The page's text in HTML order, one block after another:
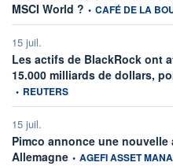
MSCI World ? information fournie
• CAFÉ DE LA
15 juil.
Les actifs de BlackRock ont
15.000 milliards de dollars,
• REUTERS
15 juil.
Pimco annonce une nouvelle
Allemagne information fournie par
• AGEFI ASSET